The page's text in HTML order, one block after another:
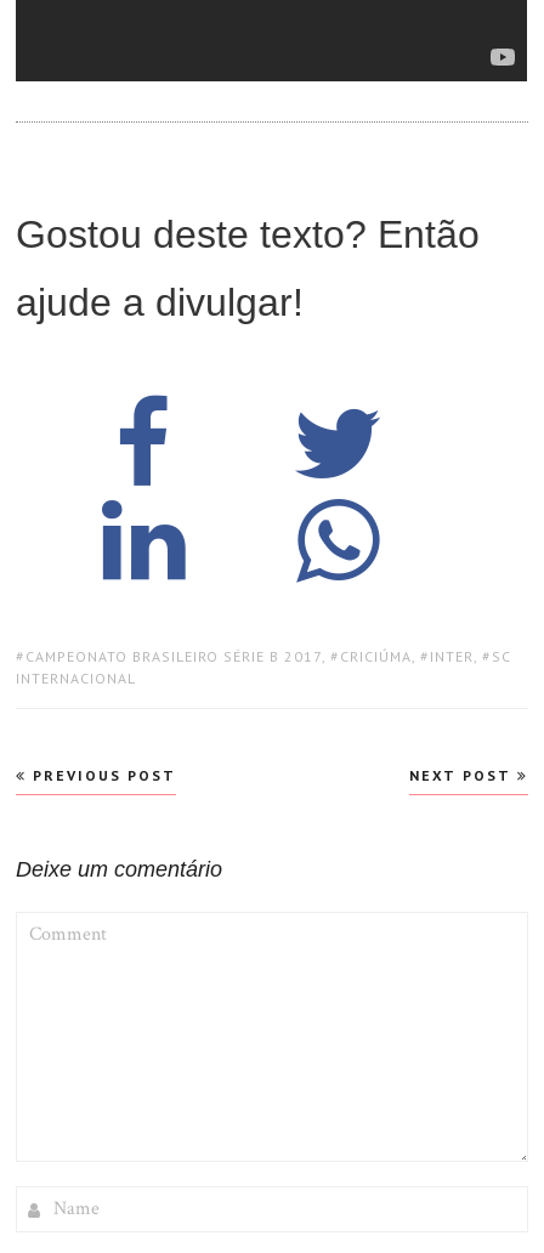
Gostou deste texto? Então
ajude a divulgar!
TAGS:
CAMPEONATO BRASILEIRO SÉRIE B 2017 , CRICIÚMA , INTER , SC
INTERNACIONAL
Navegação
de
PREVIOUS POST NEXT POST
Deixe um comentário